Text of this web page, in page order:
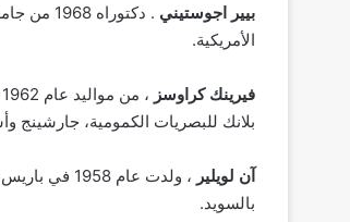
بيير اجوستيني
.
الأمريكية.
فيرينك كراوسز
بلانك للبصريات الكمومية، جارشينج
آن لويلير
بالسويد.